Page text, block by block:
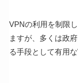
VPNの利用を制限
ますが、多くは政
る手段として有用